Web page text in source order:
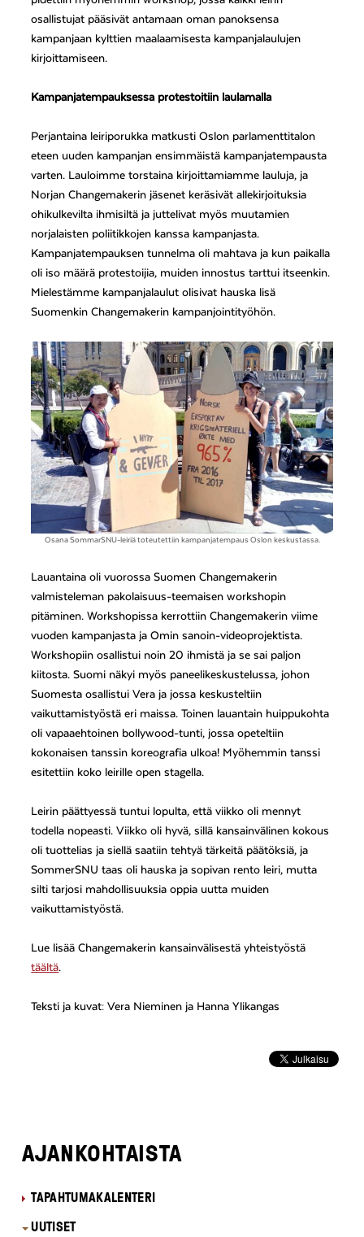
osallistujat pääsivät antamaan oman panoksensa
kampanjaan kylttien maalaamisesta kampanjalaulujen
kirjoittamiseen.
Kampanjatempauksessa protestoitiin laulamalla
Perjantaina leiriporukka matkusti Oslon parlamenttitalon
eteen uuden kampanjan ensimmäistä kampanjatempausta
varten. Lauloimme torstaina kirjoittamiamme lauluja, ja
Norjan Changemakerin jäsenet keräsivät allekirjoituksia
ohikulkevilta ihmisiltä ja juttelivat myös muutamien
norjalaisten poliitikkojen kanssa kampanjasta.
Kampanjatempauksen tunnelma oli mahtava ja kun paikalla
oli iso määrä protestoijia, muiden innostus tarttui itseenkin.
Mielestämme kampanjalaulut olisivat hauska lisä
Suomenkin Changemakerin kampanjointityöhön.
Osana SommarSNU-leiriä toteutettiin kampanjatempaus Oslon keskustassa.
Lauantaina oli vuorossa Suomen Changemakerin
valmisteleman pakolaisuus-teemaisen workshopin
pitäminen. Workshopissa kerrottiin Changemakerin viime
vuoden kampanjasta ja Omin sanoin-videoprojektista.
Workshopiin osallistui noin 20 ihmistä ja se sai paljon
kiitosta. Suomi näkyi myös paneelikeskustelussa, johon
Suomesta osallistui Vera ja jossa keskusteltiin
vaikuttamistyöstä eri maissa. Toinen lauantain huippukohta
oli vapaaehtoinen bollywood-tunti, jossa opeteltiin
kokonaisen tanssin koreografia ulkoa! Myöhemmin tanssi
esitettiin koko leirille open stagella.
Leirin päättyessä tuntui lopulta, että viikko oli mennyt
todella nopeasti. Viikko oli hyvä, sillä kansainvälinen kokous
oli tuottelias ja siellä saatiin tehtyä tärkeitä päätöksiä, ja
SommerSNU taas oli hauska ja sopivan rento leiri, mutta
silti tarjosi mahdollisuuksia oppia uutta muiden
vaikuttamistyöstä.
Lue lisää Changemakerin kansainvälisestä yhteistyöstä
täältä.
Teksti ja kuvat: Vera Nieminen ja Hanna Ylikangas
AJANKOHTAISTA
TAPAHTUMAKALENTERI
UUTISET